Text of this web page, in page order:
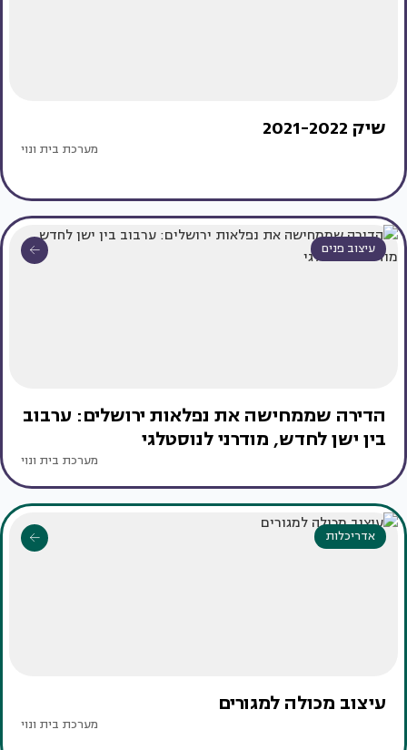
שיק 2021-2022
מערכת בית ונוי
עיצוב פנים
הדירה שממחישה את נפלאות ירושלים: ערבוב
בין ישן לחדש, מודרני לנוסטלגי
מערכת בית ונוי
אדריכלות
עיצוב מכולה למגורים
מערכת בית ונוי